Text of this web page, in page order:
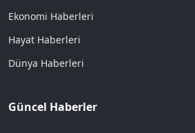
Ekonomi Haberleri
Hayat Haberleri
Dünya Haberleri
Güncel Haberler